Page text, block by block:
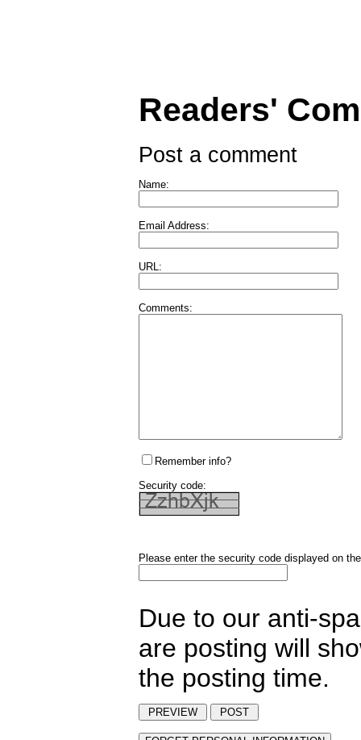
Readers'
Post a comment
Name:
Email Address:
URL:
Comments:
Remember info?
Security code:
Please enter the security code displayed on
Due to our anti-
are posting will
the posting time.